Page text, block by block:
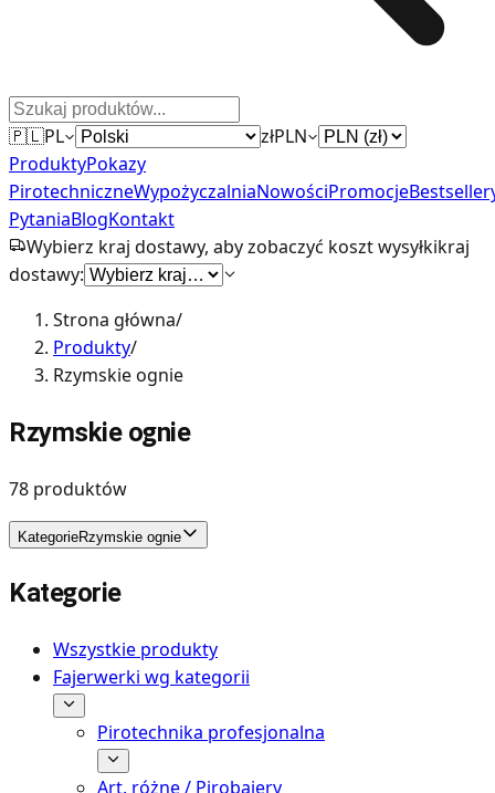
🇵🇱PL złPLN
ProduktyPokazy
PirotechniczneWypożyczalniaNowościPromocje
PytaniaBlogKontakt
Wybierz kraj dostawy, aby zobaczyć koszt wysyłkikraj
dostawy:
Strona główna/
Produkty/
Rzymskie ognie
Rzymskie ognie
78 produktów
KategorieRzymskie ognie
Kategorie
Wszystkie produkty
Fajerwerki wg kategorii
Pirotechnika profesjonalna
Art. różne / Pirobajery